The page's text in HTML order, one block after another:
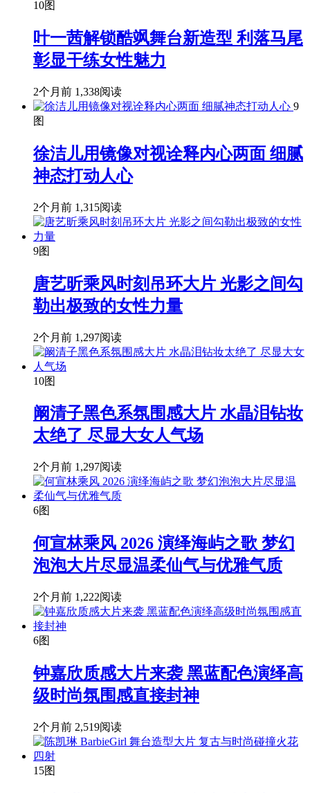
10图
叶一茜解锁酷飒舞台新造型 利落马尾
彰显干练女性魅力
2个月前 1,338阅读
9
图
徐洁儿用镜像对视诠释内心两面 细腻
神态打动人心
2个月前 1,315阅读
9图
唐艺昕乘风时刻吊环大片 光影之间勾
勒出极致的女性力量
2个月前 1,297阅读
10图
阚清子黑色系氛围感大片 水晶泪钻妆
太绝了 尽显大女人气场
2个月前 1,297阅读
6图
何宣林乘风 2026 演绎海屿之歌 梦幻
泡泡大片尽显温柔仙气与优雅气质
2个月前 1,222阅读
6图
钟嘉欣质感大片来袭 黑蓝配色演绎高
级时尚氛围感直接封神
2个月前 2,519阅读
15图